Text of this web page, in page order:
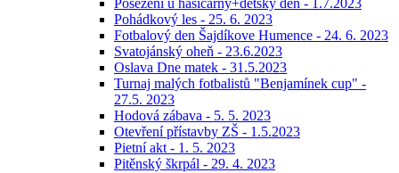
Posezení u hasičárny+dětský den - 1.7.2023
Pohádkový les - 25. 6. 2023
Fotbalový den Šajdíkove Humence - 24. 6. 2023
Svatojánský oheň - 23.6.2023
Oslava Dne matek - 31.5.2023
Turnaj malých fotbalistů "Benjamínek cup" -
27.5. 2023
Hodová zábava - 5. 5. 2023
Otevření přístavby ZŠ - 1.5.2023
Pietní akt - 1. 5. 2023
Pitěnský škrpál - 29. 4. 2023